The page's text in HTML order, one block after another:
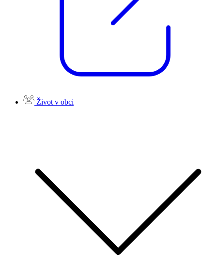
Život v obci